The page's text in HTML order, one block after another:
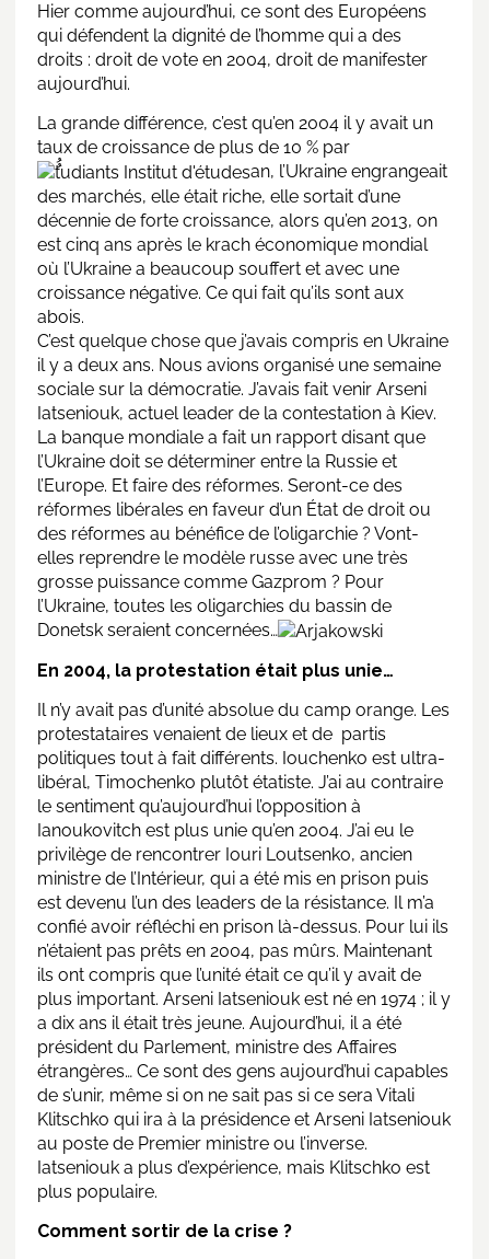
Hier comme aujourd’hui, ce sont des Européens
qui défendent la dignité de l’homme qui a des
droits : droit de vote en 2004, droit de manifester
aujourd’hui.
La grande différence, c’est qu’en 2004 il y avait un
taux de croissance de plus de 10 % par
an, l’Ukraine engrangeait
des marchés, elle était riche, elle sortait d’une
décennie de forte croissance, alors qu’en 2013, on
est cinq ans après le krach économique mondial
où l’Ukraine a beaucoup souffert et avec une
croissance négative. Ce qui fait qu’ils sont aux
abois.
C’est quelque chose que j’avais compris en Ukraine
il y a deux ans. Nous avions organisé une semaine
sociale sur la démocratie. J’avais fait venir Arseni
Iatseniouk, actuel leader de la contestation à Kiev.
La banque mondiale a fait un rapport disant que
l’Ukraine doit se déterminer entre la Russie et
l’Europe. Et faire des réformes. Seront-ce des
réformes libérales en faveur d’un État de droit ou
des réformes au bénéfice de l’oligarchie ? Vont-
elles reprendre le modèle russe avec une très
grosse puissance comme Gazprom ? Pour
l’Ukraine, toutes les oligarchies du bassin de
Donetsk seraient concernées…
En 2004, la protestation était plus unie…
Il n’y avait pas d’unité absolue du camp orange. Les
protestataires venaient de lieux et de partis
politiques tout à fait différents. Iouchenko est ultra-
libéral, Timochenko plutôt étatiste. J’ai au contraire
le sentiment qu’aujourd’hui l’opposition à
Ianoukovitch est plus unie qu’en 2004. J’ai eu le
privilège de rencontrer Iouri Loutsenko, ancien
ministre de l’Intérieur, qui a été mis en prison puis
est devenu l’un des leaders de la résistance. Il m’a
confié avoir réfléchi en prison là-dessus. Pour lui ils
n’étaient pas prêts en 2004, pas mûrs. Maintenant
ils ont compris que l’unité était ce qu’il y avait de
plus important. Arseni Iatseniouk est né en 1974 ; il y
a dix ans il était très jeune. Aujourd’hui, il a été
président du Parlement, ministre des Affaires
étrangères… Ce sont des gens aujourd’hui capables
de s’unir, même si on ne sait pas si ce sera Vitali
Klitschko qui ira à la présidence et Arseni Iatseniouk
au poste de Premier ministre ou l’inverse.
Iatseniouk a plus d’expérience, mais Klitschko est
plus populaire.
Comment sortir de la crise ?